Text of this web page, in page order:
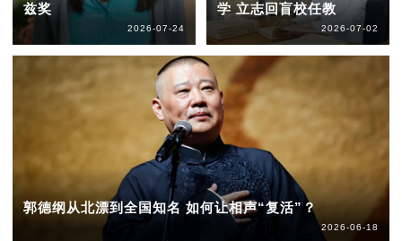
兹奖
2026-07-24
学 立志回盲校任教
2026-07-02
郭德纲从北漂到全国知名 如何让相声“复活”？
2026-06-18